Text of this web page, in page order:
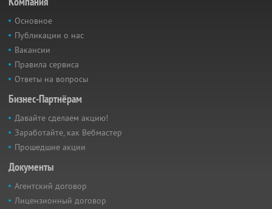
Основное
Публикации о нас
Вакансии
Правила сервиса
Ответы на вопросы
Бизнес-Партнёрам
Давайте сделаем акцию!
Заработайте, как Вебмастер
Прошедшие акции
Документы
Агентский договор
Лицензионный договор